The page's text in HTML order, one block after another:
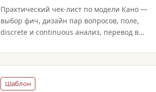
Практический чек-лист по модели Кано —
выбор фич, дизайн пар вопросов, поле,
discrete и continuous анализ, перевод в
Шаблон